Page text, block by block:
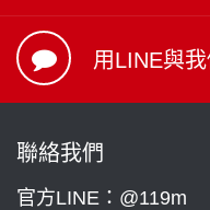
用LINE與
聯絡我們
官方LINE：@119m